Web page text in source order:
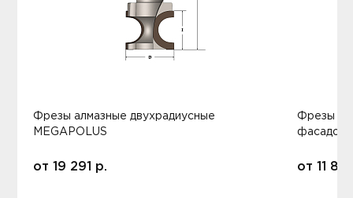
Фрезы алмазные двухрадиусные
MEGAPOLUS
от 19 291 р.
Фрезы
фасадов
от 11